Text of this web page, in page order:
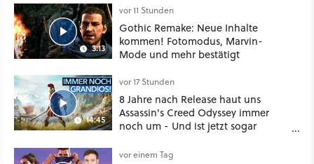
3:13
vor 11 Stunden
Gothic Remake: Neue Inhalte
kommen! Fotomodus, Marvin-
Mode und mehr bestätigt
14:45
vor 17 Stunden
8 Jahre nach Release haut uns
Assassin's Creed Odyssey immer
noch um - Und ist jetzt sogar
vor einem Tag